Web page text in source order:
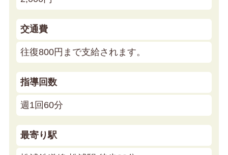
交通費
往復800円まで支給されます。
指導回数
週1回60分
最寄り駅